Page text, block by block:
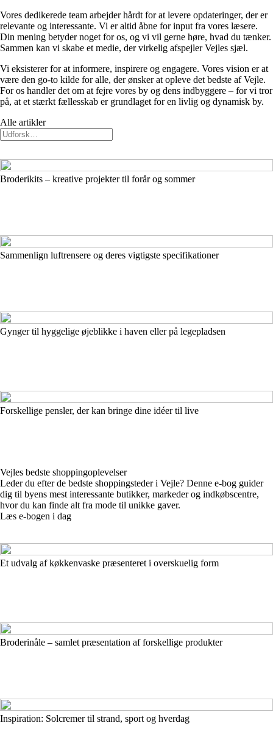
Vores dedikerede team arbejder hårdt for at levere opdateringer, der er
relevante og interessante. Vi er altid åbne for input fra vores læsere.
Din mening betyder noget for os, og vi vil gerne høre, hvad du tænker.
Sammen kan vi skabe et medie, der virkelig afspejler Vejles sjæl.
Vi eksisterer for at informere, inspirere og engagere. Vores vision er at
være den go-to kilde for alle, der ønsker at opleve det bedste af Vejle.
For os handler det om at fejre vores by og dens indbyggere – for vi tror
på, at et stærkt fællesskab er grundlaget for en livlig og dynamisk by.
Alle artikler
Broderikits – kreative projekter til forår og sommer
Sammenlign luftrensere og deres vigtigste specifikationer
Gynger til hyggelige øjeblikke i haven eller på legepladsen
Forskellige pensler, der kan bringe dine idéer til live
Vejles bedste shoppingoplevelser
Leder du efter de bedste shoppingsteder i Vejle? Denne e-bog guider
dig til byens mest interessante butikker, markeder og indkøbscentre,
hvor du kan finde alt fra mode til unikke gaver.
Læs e-bogen i dag
Et udvalg af køkkenvaske præsenteret i overskuelig form
Broderinåle – samlet præsentation af forskellige produkter
Inspiration: Solcremer til strand, sport og hverdag